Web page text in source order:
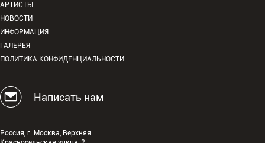
АРТИСТЫ
НОВОСТИ
ИНФОРМАЦИЯ
ГАЛЕРЕЯ
ПОЛИТИКА КОНФИДЕНЦИАЛЬНОСТИ
Написать нам
Россия, г. Москва, Верхняя